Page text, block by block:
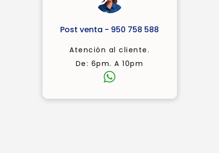
Post venta - 950 758 588
Atención al cliente.
De: 6pm. A 10pm